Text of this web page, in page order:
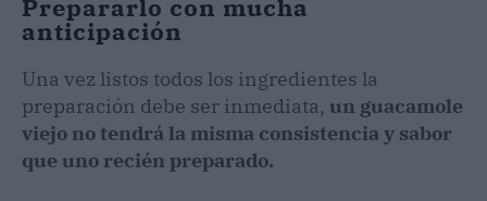
Prepararlo con mucha
anticipación
Una vez listos todos los ingredientes la
preparación debe ser inmediata, un guacamole
viejo no tendrá la misma consistencia y sabor
que uno recién preparado.